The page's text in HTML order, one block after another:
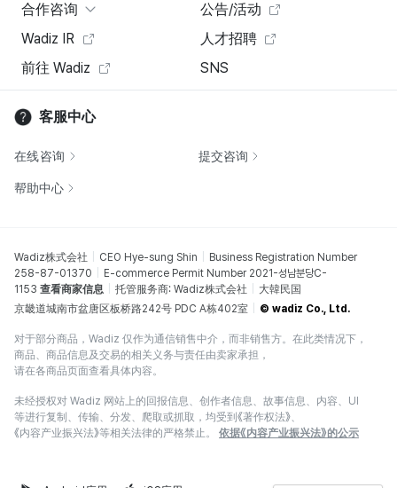
合作咨询
公告/活动
Wadiz IR
人才招聘
前往 Wadiz
SNS
客服中心
在线咨询 提交咨询
帮助中心
Wadiz株式会社 CEO Hye-sung Shin
Business Registration Number
258-87-01370
E-commerce Permit Number 2021-성남분당C-
1153 查看商家信息 托管服务商: Wadiz株式会社
大韓民国
京畿道城南市盆唐区板桥路242号 PDC A栋402室
© wadiz Co., Ltd.
对于部分商品，Wadiz 仅作为通信销售中介，而非销售方。在此类情况下，
商品、商品信息及交易的相关义务与责任由卖家承担，
请在各商品页面查看具体内容。
未经授权对 Wadiz 网站上的回报信息、创作者信息、故事信息、内容、UI
等进行复制、传输、分发、爬取或抓取，均受到《著作权法》、
《内容产业振兴法》等相关法律的严格禁止。
依据《内容产业振兴法》的公示